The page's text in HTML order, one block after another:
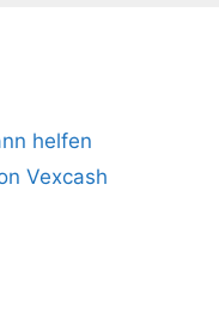
helfen
Vexcash